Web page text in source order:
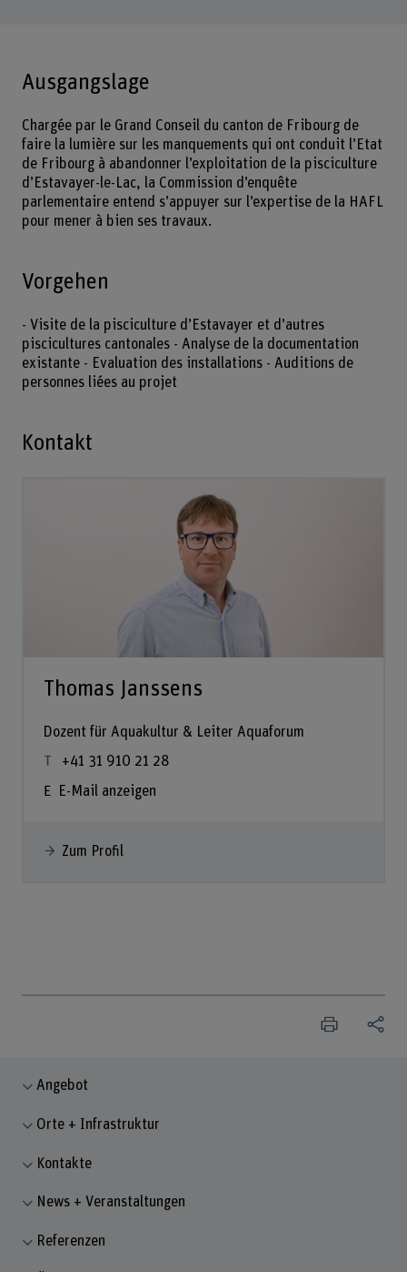
Ausgangslage
Chargée par le Grand Conseil du canton de Fribourg de
faire la lumière sur les manquements qui ont conduit l’Etat
de Fribourg à abandonner l’exploitation de la pisciculture
d’Estavayer-le-Lac, la Commission d’enquête
parlementaire entend s’appuyer sur l’expertise de la HAFL
pour mener à bien ses travaux.
Vorgehen
- Visite de la pisciculture d’Estavayer et d’autres
piscicultures cantonales - Analyse de la documentation
existante - Evaluation des installations - Auditions de
personnes liées au projet
Kontakt
Thomas Janssens
Dozent für Aquakultur & Leiter Aquaforum
+41 31 910 21 28
E-Mail anzeigen
Zum Profil
Angebot
Orte + Infrastruktur
Kontakte
News + Veranstaltungen
Referenzen